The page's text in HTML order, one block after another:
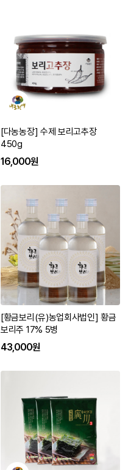
[다농농장] 수제 보리고추장
450g
16,000원
[황금보리(유)농업회사법인] 황금
보리주 17% 5병
43,000원